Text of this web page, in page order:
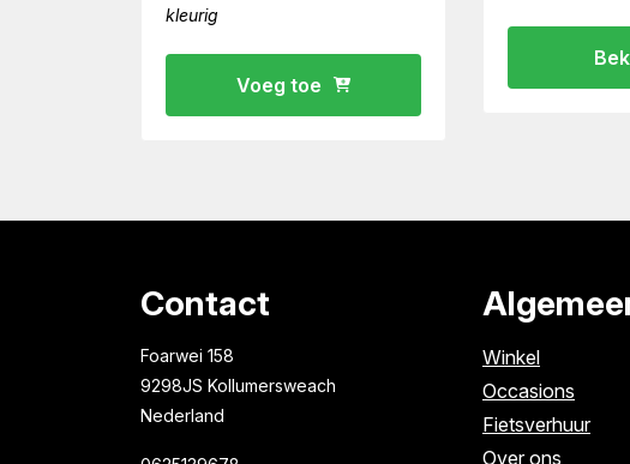
kleurig
Voeg toe
Contact
Foarwei 158
9298JS Kollumersweach
Nederland
Winkel
Occasions
Fietsverhuur
Over ons